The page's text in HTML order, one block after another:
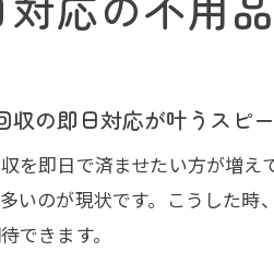
収の即日対応が叶うスピ
を即日で済ませたい方が増
いのが現状です。こうした
できます。